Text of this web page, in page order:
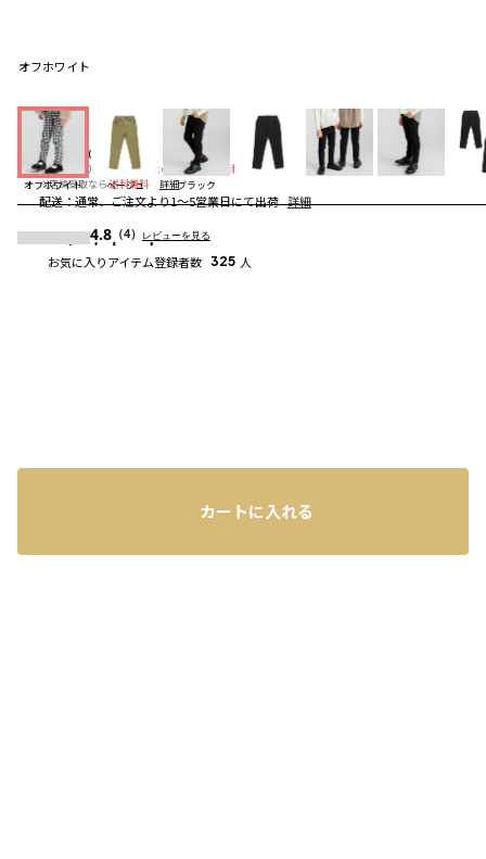
オフホワイト
オフホワイト ベージュ ブラック
コーディネート
送料 660円
※合計6,600円（税込）以上の購入で 送料無料
詳細
※店頭受取なら送料無料 詳細
配送：通常、ご注文より1～5営業日にて出荷 詳細
4.8 （4） レビューを見る
お気に入りアイテム登録者数 325 人
カートに入れる